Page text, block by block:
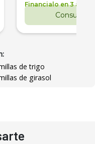
Financialo en 3 años
Consultar
de trigo
de girasol